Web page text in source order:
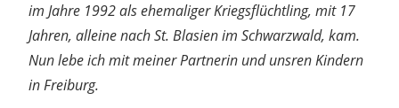
im Jahre 1992 als ehemaliger Kriegsflüchtling, mit 17
Jahren, alleine nach St. Blasien im Schwarzwald, kam.
Nun lebe ich mit meiner Partnerin und unsren Kindern
in Freiburg.